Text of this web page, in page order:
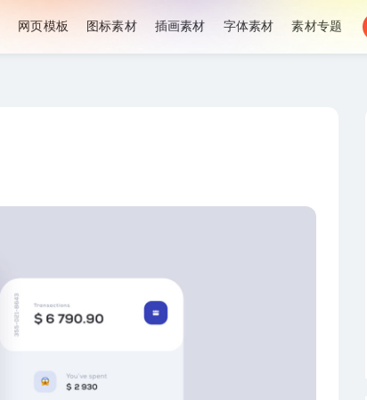
网页模板 图标素材 插画素材 字体素材 素材专题